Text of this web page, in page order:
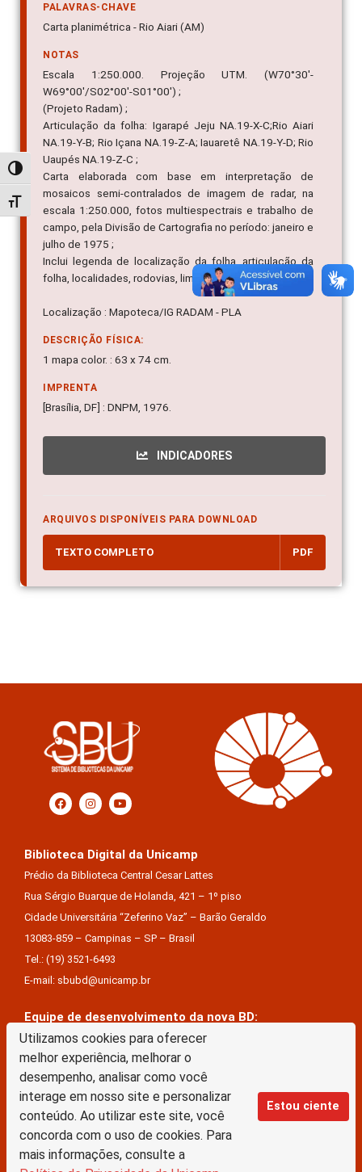
Utilizamos cookies para oferecer
melhor experiência, melhorar o
desempenho, analisar como você
interage em nosso site e personalizar
conteúdo. Ao utilizar este site, você
concorda com o uso de cookies. Para
mais informações, consulte a
Estou ciente
Alternar alto contraste
Alternar tamanho da fonte
PALAVRAS-CHAVE
Carta planimétrica - Rio Aiari (AM)
NOTAS
Escala 1:250.000. Projeção UTM. (W70°30'-
W69°00'/S02°00'-S01°00') ;
(Projeto Radam) ;
Articulação da folha: Igarapé Jeju NA.19-X-C;Rio Aiari
NA.19-Y-B; Rio Içana NA.19-Z-A; Iauaretê NA.19-Y-D; Rio
Uaupés NA.19-Z-C ;
Carta elaborada com base em interpretação de
mosaicos semi-contralados de imagem de radar, na
escala 1:250.000, fotos multiespectrais e trabalho de
campo, pela Divisão de Cartografia no período: janeiro e
julho de 1975 ;
Inclui legenda de localização da folha, articulação da
folha, localidades, rodovias, limites, hidrografia.
Localização : Mapoteca/IG RADAM - PLA
DESCRIÇÃO FÍSICA:
1 mapa color. : 63 x 74 cm.
IMPRENTA
[Brasília, DF] : DNPM, 1976.
INDICADORES
ARQUIVOS DISPONÍVEIS PARA DOWNLOAD
TEXTO COMPLETO PDF
Biblioteca Digital da Unicamp
Prédio da Biblioteca Central Cesar Lattes
Rua Sérgio Buarque de Holanda, 421 – 1º piso
Cidade Universitária “Zeferino Vaz” – Barão Geraldo
13083-859 – Campinas – SP – Brasil
Tel.: (19) 3521-6493
E-mail: sbubd@unicamp.br
Equipe de desenvolvimento da nova BD:
Keite Aparecida Duarte
Márcio Vinícius De Jesus Almeida
Saul Victor De Castro E Silva
A Biblioteca Digital da Unicamp está licenciado com uma Licença Creative Commons –
Atribuição Sem Derivações 4.0 Internacional